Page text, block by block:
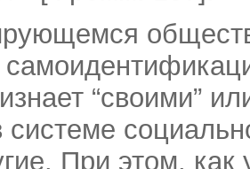
“своими”
системе
При этом, как